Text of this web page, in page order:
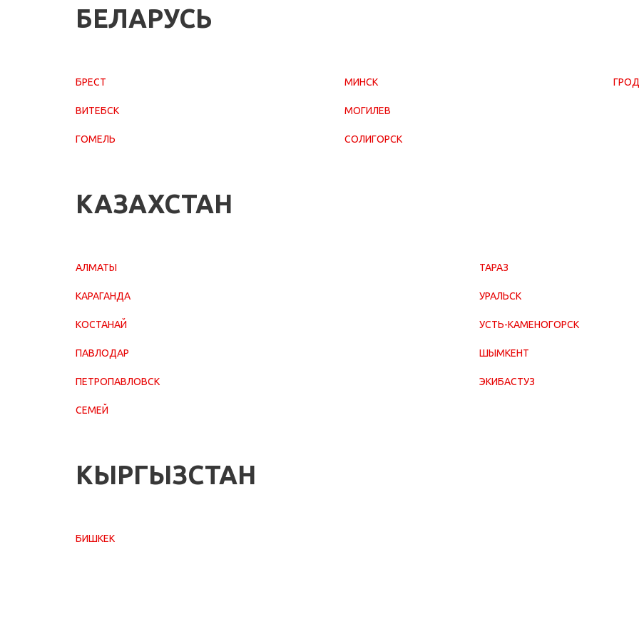
БЕЛАРУСЬ
БРЕСТ
ВИТЕБСК
ГОМЕЛЬ
МИНСК
МОГИЛЕВ
СОЛИГОРСК
КАЗАХСТАН
АЛМАТЫ
КАРАГАНДА
КОСТАНАЙ
ПАВЛОДАР
ПЕТРОПАВЛОВСК
СЕМЕЙ
ТАРАЗ
УРАЛЬСК
УСТЬ-КАМЕНОГОРСК
ШЫМКЕНТ
ЭКИБАСТУЗ
КЫРГЫЗСТАН
БИШКЕК